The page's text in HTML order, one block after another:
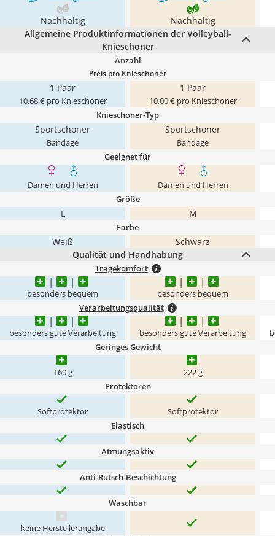
Nachhaltig
Nachhaltig
Allgemeine Produktinformationen der Volleyball-
Knieschoner
Anzahl
Preis pro Knieschoner
1 Paar
10,68 € pro Knieschoner
1 Paar
10,00 € pro Knieschoner
Knieschoner-Typ
Sportschoner
Bandage
Sportschoner
Bandage
Geeignet für
Damen und Herren Damen und Herren
Größe
L M
Farbe
Weiß
Schwarz
Qualität und Handhabung
Tragekomfort
besonders bequem besonders bequem
Verarbeitungsqualität
besonders gute Verarbeitung besonders gute Verarbeitung
Geringes Gewicht
160 g 222 g
Protektoren
Softprotektor Softprotektor
Elastisch
Atmungsaktiv
Anti-Rutsch-Beschichtung
Waschbar
keine Herstellerangabe